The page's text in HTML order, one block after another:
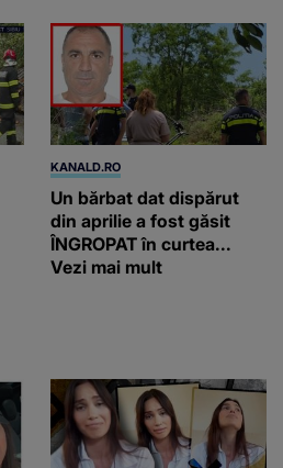
KANALD.RO
Un bărbat dat dispărut
din aprilie a fost găsit
ÎNGROPAT în curtea...
Vezi mai mult